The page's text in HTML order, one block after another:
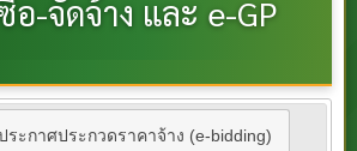
อ-จัดจ้าง และ e-GP
ระกาศประกวดราคาจ้าง (e-bidding)